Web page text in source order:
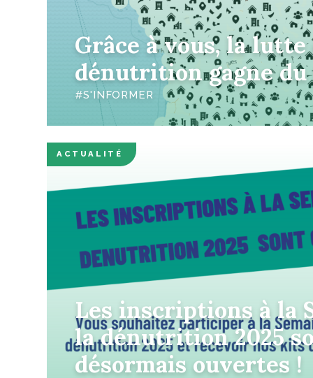
Grâce à vous, la
dénutrition gagne
S'INFORMER
ACTUALITÉ
Les inscriptions à la
la dénutrition 2025
désormais ouvertes !